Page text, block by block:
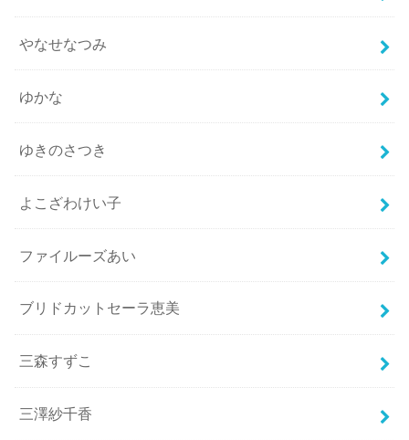
やなせなつみ
ゆかな
ゆきのさつき
よこざわけい子
ファイルーズあい
ブリドカットセーラ恵美
三森すずこ
三澤紗千香